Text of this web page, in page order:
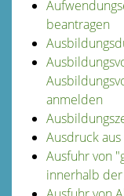
beantragen
anmelden
Ausdruck
Ausfuhr von
innerhalb